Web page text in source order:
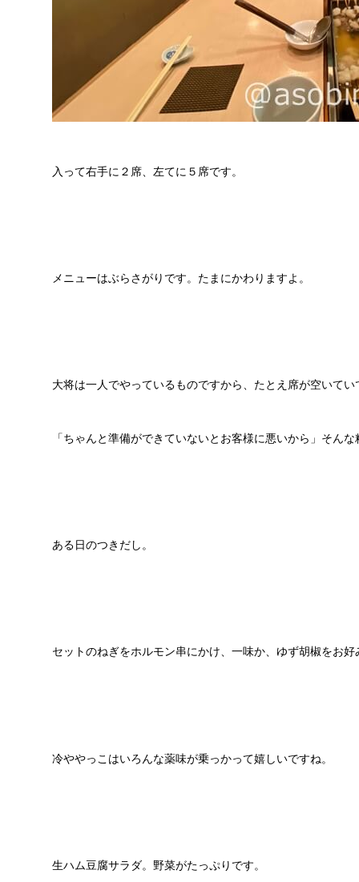
入って右手に２席、左てに５席です。
メニューはぶらさがりです。たまにかわりますよ。
大将は一人でやっているものですから、たとえ席が空いて
「ちゃんと準備ができていないとお客様に悪いから」そん
ある日のつきだし。
セットのねぎをホルモン串にかけ、一味か、ゆず胡椒をお
冷ややっこはいろんな薬味が乗っかって嬉しいですね。
生ハム豆腐サラダ。野菜がたっぷりです。